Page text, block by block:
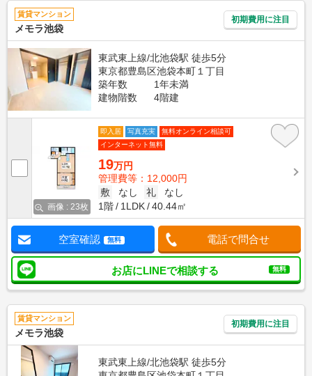
賃貸マンション
メモラ池袋
初期費用に注目
東武東上線/北池袋駅 徒歩5分
東京都豊島区池袋本町１丁目
築年数
1年未満
建物階数
4階建
画像 : 23枚
即入居 写真充実
無料オンライン相談可
インターネット無料
19万円
管理費等：12,000円
敷
なし 礼
なし
1階
1LDK 40.44㎡
空室確認 無料 電話で問合せ
お店にLINEで相談する 無料
賃貸マンション
メモラ池袋
初期費用に注目
東武東上線/北池袋駅 徒歩5分